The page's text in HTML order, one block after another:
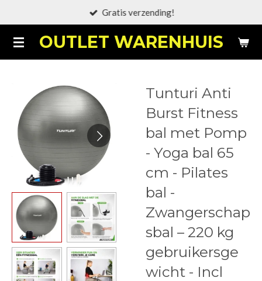
naar
de
OUTLET WARENHUIS
Gratis verzending!
Tunturi Anti
Burst Fitness
bal met Pomp
- Yoga bal 65
cm - Pilates
bal -
Zwangerschap
sbal – 220 kg
gebruikersge
wicht - Incl